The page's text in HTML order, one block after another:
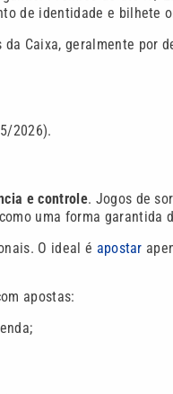
de identidade e bilhete
Caixa, geralmente por
2026).
e controle. Jogos de
uma forma garantida
O ideal é apostar
apostas: